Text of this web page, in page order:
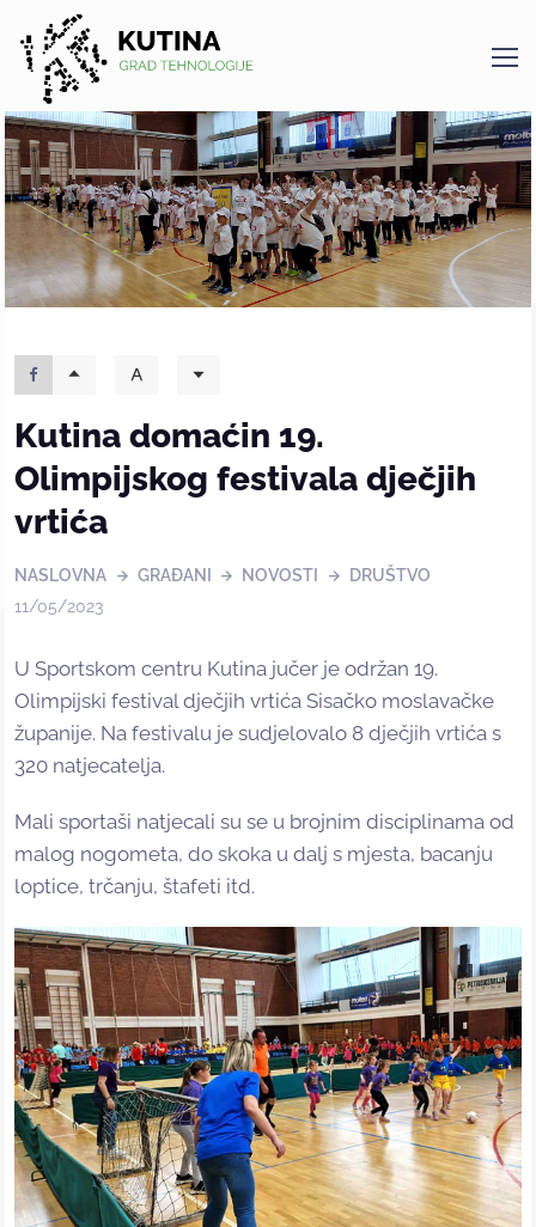
Kutina
Kutina domaćin 19.
Olimpijskog festivala dječjih
vrtića
NASLOVNA GRAĐANI NOVOSTI
DRUŠTVO
11/05/2023
U Sportskom centru Kutina jučer je održan 19.
Olimpijski festival dječjih vrtića Sisačko moslavačke
županije. Na festivalu je sudjelovalo 8 dječjih vrtića s
320 natjecatelja.
Mali sportaši natjecali su se u brojnim disciplinama od
malog nogometa, do skoka u dalj s mjesta, bacanju
loptice, trčanju, štafeti itd.